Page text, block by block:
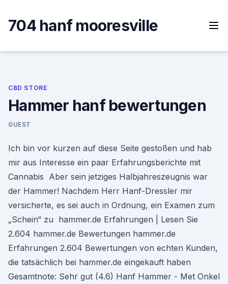
content
704 hanf mooresville
CBD STORE
Hammer hanf bewertungen
GUEST
Ich bin vor kurzen auf diese Seite gestoßen und hab
mir aus Interesse ein paar Erfahrungsberichte mit
Cannabis Aber sein jetziges Halbjahreszeugnis war
der Hammer! Nachdem Herr Hanf-Dressler mir
versicherte, es sei auch in Ordnung, ein Examen zum
„Schein“ zu hammer.de Erfahrungen | Lesen Sie
2.604 hammer.de Bewertungen hammer.de
Erfahrungen 2.604 Bewertungen von echten Kunden,
die tatsächlich bei hammer.de eingekauft haben
Gesamtnote: Sehr gut (4.6) Hanf Hammer - Met Onkel